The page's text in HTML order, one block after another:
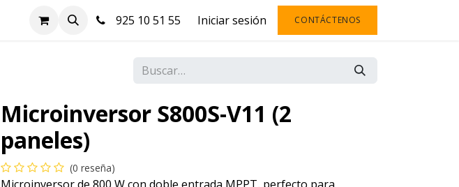
Blog Contacto925 10 51 55 Iniciar sesión CONTÁCTENOS
Microinversor S800S-V11 (2
paneles)
(0 reseña)